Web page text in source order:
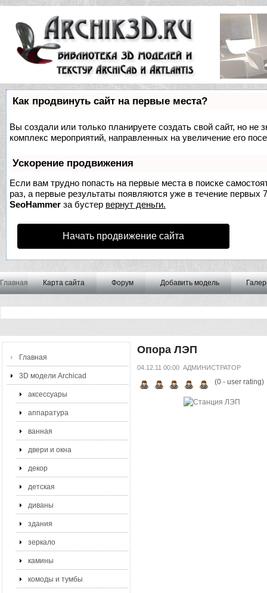
Как продвинуть сайт на первые места?
Вы создали или только планируете создать свой сайт, но не
комплекс мероприятий, направленных на увеличение его
Ускорение продвижения
Если вам трудно попасть на первые места в поиске
раз, а первые результаты появляются уже в течение первых
SeoHammer за бустер вернут деньги.
Начать продвижение сайта
Главная Карта сайта Форум Добавить модель
Главная
3D модели Archicad
аксессуары
аппаратура
ванная
двери и окна
декор
детская
диваны
здания
зеркало
камины
комоды и тумбы
Опора ЛЭП
04.12.11 00:00 АДМИНИСТРАТОР
(0- user rating)